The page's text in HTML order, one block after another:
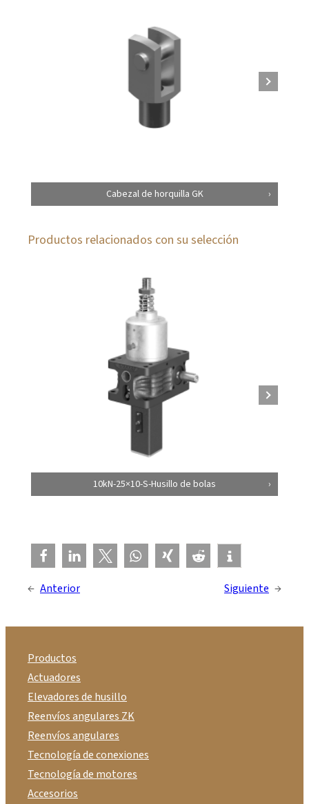
Cabezal de horquilla GK
Productos relacionados con su selección
10kN-25×10-S-Husillo de bolas
← Anterior Siguiente →
Productos
Actuadores
Elevadores de husillo
Reenvíos angulares ZK
Reenvíos angulares
Tecnología de conexiones
Tecnología de motores
Accesorios